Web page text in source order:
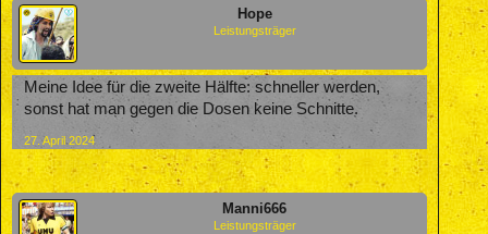
Hope
Leistungsträger
Meine Idee für die zweite Hälfte: schneller werden,
sonst hat man gegen die Dosen keine Schnitte.
27. April 2024
Manni666
Leistungsträger